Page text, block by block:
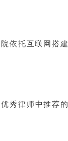
依托互联网搭建
秀律师中推荐的